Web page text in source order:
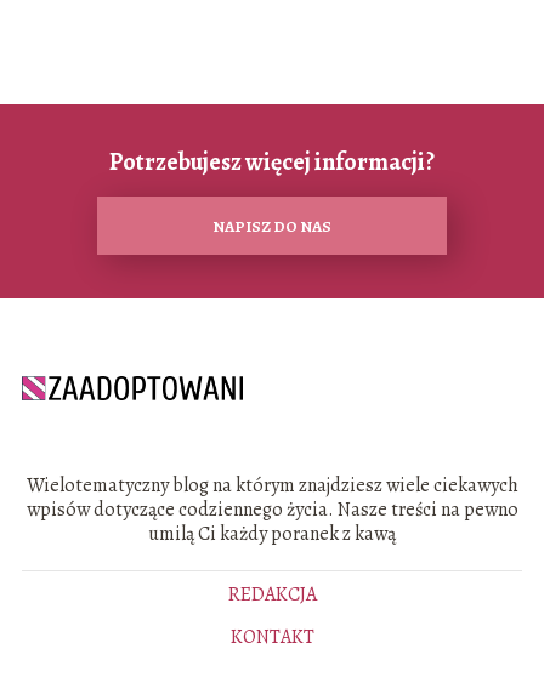
Potrzebujesz więcej informacji?
NAPISZ DO NAS
Wielotematyczny blog na którym znajdziesz wiele ciekawych
wpisów dotyczące codziennego życia. Nasze treści na pewno
umilą Ci każdy poranek z kawą
REDAKCJA
KONTAKT